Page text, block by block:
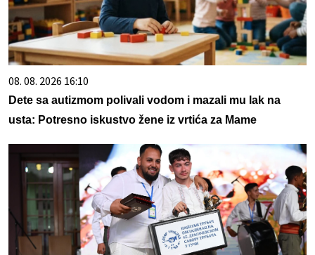
08. 08. 2026 16:10
Dete sa autizmom polivali vodom i mazali mu lak na
usta: Potresno iskustvo žene iz vrtića za Mame